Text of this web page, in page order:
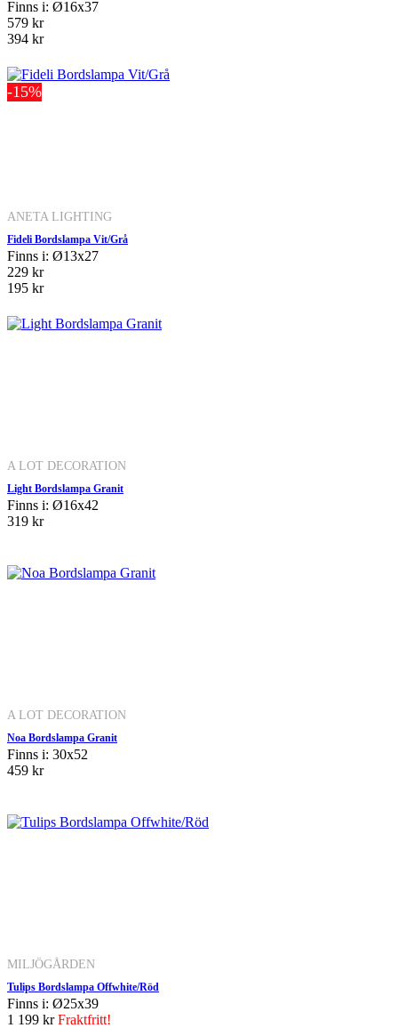
Finns i: Ø16x37
579 kr
394 kr
-15%
ANETA LIGHTING
Fideli Bordslampa Vit/Grå
Finns i: Ø13x27
229 kr
195 kr
A LOT DECORATION
Light Bordslampa Granit
Finns i: Ø16x42
319 kr
A LOT DECORATION
Noa Bordslampa Granit
Finns i: 30x52
459 kr
MILJÖGÅRDEN
Tulips Bordslampa Offwhite/Röd
Finns i: Ø25x39
1 199 krFraktfritt!